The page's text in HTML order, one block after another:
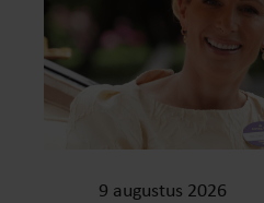
9 augustus 2026